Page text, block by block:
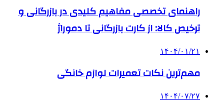
راهنمای تخصصی مفاهیم کلیدی در بازرگانی و
ترخیص کالا: از کارت بازرگانی تا دموراژ
۱۴۰۴/۰۱/۲۱
مهم‌ترین نکات تعمیرات لوازم خانگی
۱۴۰۴/۰۷/۲۷